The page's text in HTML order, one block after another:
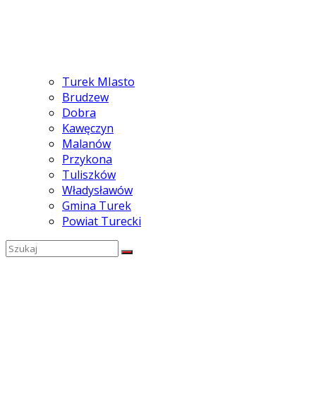
Turek MIasto
Brudzew
Dobra
Kawęczyn
Malanów
Przykona
Tuliszków
Władysławów
Gmina Turek
Powiat Turecki